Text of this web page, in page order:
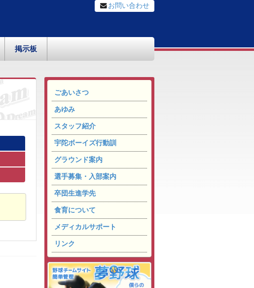
お問い合わせ
掲示板
ごあいさつ
あゆみ
スタッフ紹介
宇陀ボーイズ行動訓
グラウンド案内
選手募集・入部案内
卒団生進学先
食育について
メディカルサポート
リンク